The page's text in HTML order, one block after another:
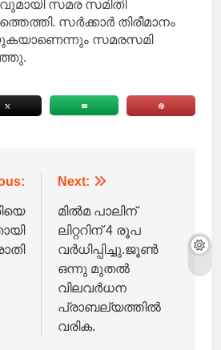
സമര സമിതി
സർക്കാർ തിരീമാനം
സമരസമി
Next:
മിൽമ പാലിന്
ലിറ്ററിന് 4 രൂപ
വർധിപ്പിച്ചു.ജൂണ്‍
ഒന്നു മുതൽ
വിലവർധന
പ്രാബല്യത്തില്‍
വരിക.